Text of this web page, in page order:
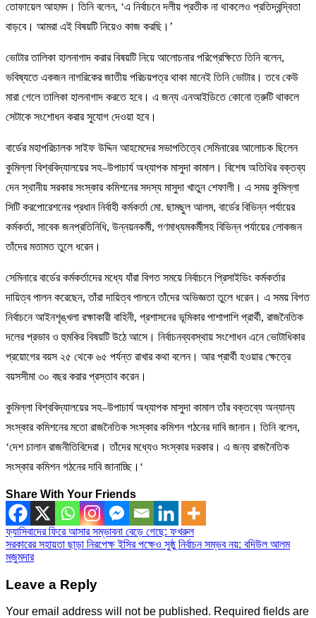
তোফায়েল আহমদ। তিনি বলেন, ‘এ নির্বাচনে দলীয় প্রতীক না থাকলেও প্রতিদ্বন্দ্বিতা
বাড়বে। আমরা এই বিষয়টি নিয়েও কাজ করছি।’
ভোটার তালিকা হালনাগাদ করার বিষয়টি নিয়ে আলোচনার পরিপ্রেক্ষিতে তিনি বলেন,
ভবিষ্যতে একজন নাগরিকের জাতীয় পরিচয়পত্র থাকা মানেই তিনি ভোটার। তবে কেউ
মারা গেলে তালিকা হালনাগাদ করতে হবে। এ জন্য এনআইডিতে কোনো ত্রুটি থাকলে
সেটাকে সংশোধন করার সুযোগ দেওয়া হবে।
বার্ডের মহাপরিচালক সাইফ উদ্দিন আহমেদের সভাপতিত্বে সেমিনারের আলোচক ছিলেন
কুমিল্লা বিশ্ববিদ্যালয়ের সহ–উপাচার্য অধ্যাপক মাসুদা কামাল। বিশেষ অতিথির বক্তব্য
দেন স্থানীয় সরকার সংস্কার কমিশনের সদস্য মাসুদা খাতুন শেফালী। এ সময় কুমিল্লা
সিটি করপোরেশনের প্রধান নির্বাহী কর্মকর্তা মো. ছামছুল আলম, বার্ডের বিভিন্ন পর্যায়ের
কর্মকর্তা, সাবেক জনপ্রতিনিধি, উন্নয়নকর্মী, গণমাধ্যমকর্মীসহ বিভিন্ন পর্যায়ের লোকজন
তাঁদের মতামত তুলে ধরেন।
সেমিনারে বার্ডের কর্মকর্তাদের মধ্যে যাঁরা বিগত সময়ে নির্বাচনে প্রিসাইডিং কর্মকর্তার
দায়িত্ব পালন করেছেন, তাঁরা দায়িত্ব পালনে তাঁদের অভিজ্ঞতা তুলে ধরেন। এ সময় বিগত
নির্বাচনে আইনশৃঙ্খলা রক্ষাকারী বাহিনী, প্রশাসনের ভূমিকার পাশাপাশি প্রার্থী, রাজনৈতিক
দলের প্রভাব ও হুমকির বিষয়টি উঠে আসে। নির্বাচনব্যবস্থায় সংশোধন এনে ভোটাধিকার
প্রয়োগের বয়স ২৫ থেকে ৬৫ পর্যন্ত রাখার কথা বলেন। আর প্রার্থী হওয়ার ক্ষেত্রে
বয়সসীমা ৩০ বছর করার প্রস্তাব করেন।
কুমিল্লা বিশ্ববিদ্যালয়ের সহ–উপাচার্য অধ্যাপক মাসুদা কামাল তাঁর বক্তব্যে অন্যান্য
সংস্কার কমিশনের মতো রাজনৈতিক সংস্কার কমিশন গঠনের দাবি জানান। তিনি বলেন,
‘দেশ চালান রাজনীতিবিদেরা। তাঁদের মধ্যেও সংস্কার দরকার। এ জন্য রাজনৈতিক
সংস্কার কমিশন গঠনের দাবি জানাচ্ছি।‘
Share With Your Friends
Post
navigation
ফ্যাসিবাদের ফিরে আসার সম্ভাবনা বেড়ে গেছে: ফখরুল
সরকারের সহায়তা ছাড়া নিরপেক্ষ ইসির পক্ষেও সুষ্ঠু নির্বাচন সম্ভব নয়: বদিউল আলম
মজুমদার
Leave a Reply
Your email address will not be published. Required fields are